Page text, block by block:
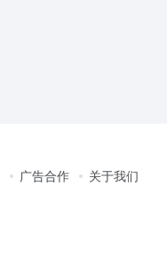
广告合作 关于我们